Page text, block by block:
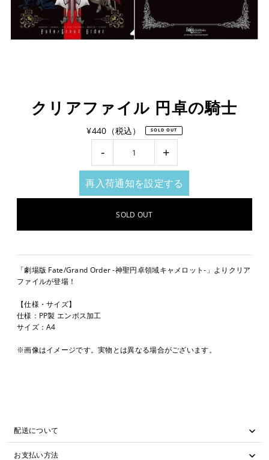
クリアファイル 円卓の騎士
¥440（税込） SOLD OUT
- +
再入荷通知を設定する
「劇場版 Fate/Grand Order -神聖円卓領域キャメロット-」よりクリア
ファイルが登場！
【仕様・サイズ】
仕様：PP製 エンボス加工
サイズ：A4
※画像はイメージです。実物とは異なる場合がございます。
配送について
お支払い方法